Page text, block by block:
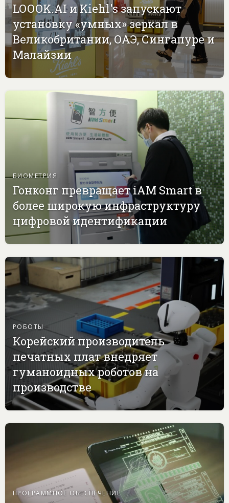
LOOOK.AI и Kiehl's запускают
установку «умных» зеркал в
Великобритании, ОАЭ, Сингапуре и
Малайзии
БИОМЕТРИЯ
Гонконг превращает iAM Smart в
более широкую инфраструктуру
цифровой идентификации
РОБОТЫ
Корейский производитель
печатных плат внедряет
гуманоидных роботов на
производстве
ПРОГРАММНОЕ ОБЕСПЕЧЕНИЕ